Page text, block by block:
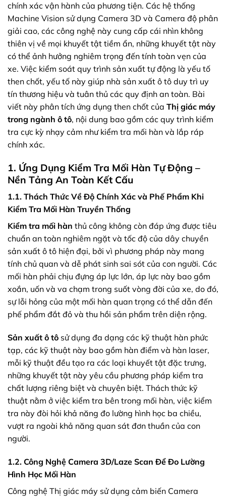
chính xác vận hành của phương tiện. Các hệ thống
Machine Vision sử dụng Camera 3D và Camera độ phân
giải cao, các công nghệ này cung cấp cái nhìn không
thiên vị về mọi khuyết tật tiềm ẩn, những khuyết tật này
có thể ảnh hưởng nghiêm trọng đến tính toàn vẹn của
xe. Việc kiểm soát quy trình sản xuất tự động là yếu tố
then chốt, yếu tố này giúp nhà sản xuất ô tô duy trì uy
tín thương hiệu và tuân thủ các quy định an toàn. Bài
viết này phân tích ứng dụng then chốt của Thị giác máy
trong ngành ô tô, nội dung bao gồm các quy trình kiểm
tra cực kỳ nhạy cảm như kiểm tra mối hàn và lắp ráp
chính xác.
1. Ứng Dụng Kiểm Tra Mối Hàn Tự Động –
Nền Tảng An Toàn Kết Cấu
1.1. Thách Thức Về Độ Chính Xác và Phế Phẩm Khi
Kiểm Tra Mối Hàn Truyền Thống
Kiểm tra mối hàn thủ công không còn đáp ứng được tiêu
chuẩn an toàn nghiêm ngặt và tốc độ của dây chuyền
sản xuất ô tô hiện đại, bởi vì phương pháp này mang
tính chủ quan và dễ phát sinh sai sót của con người. Các
mối hàn phải chịu đựng áp lực lớn, áp lực này bao gồm
xoắn, uốn và va chạm trong suốt vòng đời của xe, do đó,
sự lỗi hỏng của một mối hàn quan trọng có thể dẫn đến
phế phẩm đắt đỏ và thu hồi sản phẩm trên diện rộng.
Sản xuất ô tô sử dụng đa dạng các kỹ thuật hàn phức
tạp, các kỹ thuật này bao gồm hàn điểm và hàn laser,
mỗi kỹ thuật đều tạo ra các loại khuyết tật đặc trưng,
những khuyết tật này yêu cầu phương pháp kiểm tra
chất lượng riêng biệt và chuyên biệt. Thách thức kỹ
thuật nằm ở việc kiểm tra bên trong mối hàn, việc kiểm
tra này đòi hỏi khả năng đo lường hình học ba chiều,
vượt ra ngoài khả năng quan sát đơn thuần của con
người.
1.2. Công Nghệ Camera 3D/Laze Scan Để Đo Lường
Hình Học Mối Hàn
Công nghệ Thị giác máy sử dụng cảm biến Camera